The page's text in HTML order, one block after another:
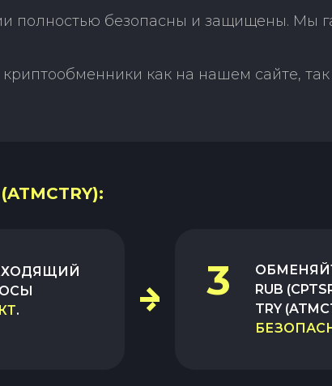
полностью безопасны и защищены. Мы
как на нашем сайте,
.
3
RUB
TRY